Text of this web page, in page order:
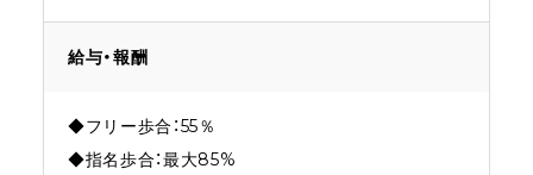
給与・報酬
◆フリー歩合：55％
◆指名歩合：最大85%